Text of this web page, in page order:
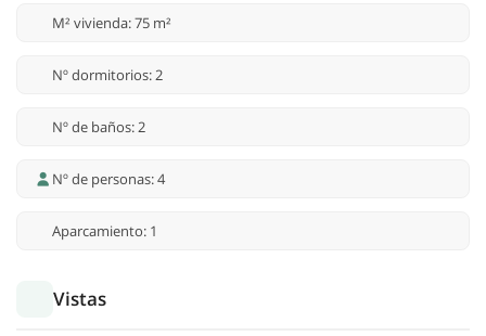
M² vivienda: 75 m²
Nº dormitorios: 2
Nº de baños: 2
Nº de personas: 4
Aparcamiento: 1
Vistas